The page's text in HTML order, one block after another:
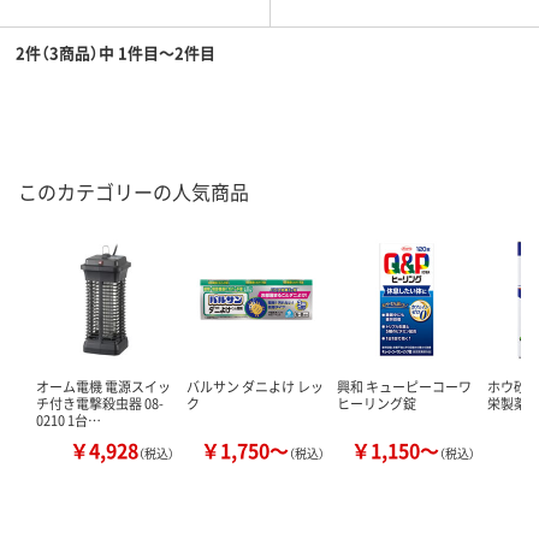
2件（3商品）中 1件目～2件目
このカテゴリーの人気商品
オーム電機 電源スイッ
チ付き電撃殺虫器 08-
0210 1台…
￥4,928（税込）
バルサン ダニよけ レッ
ク
￥1,750～（税込）
興和 キューピーコーワ
ヒーリング錠
￥1,150～（税込）
ホウ砂（
栄製薬